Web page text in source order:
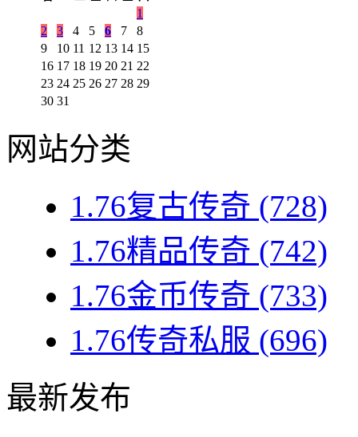
1
2
3 4 5 6 7
8
9
10 11 12 13 14 15
16 17 18 19 20 21 22
23 24 25 26 27 28 29
30 31
网站分类
1.76复古传奇 (728)
1.76精品传奇 (742)
1.76金币传奇 (733)
1.76传奇私服 (696)
最新发布